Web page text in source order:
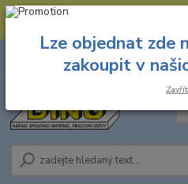
--- Spojovací materiál: 774 431 045
8.00 hod. - 16.00 hod.
Lze objednat zde
zakoupit v
Zavřít